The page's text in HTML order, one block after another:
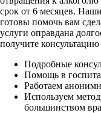
срок от 6 месяцев.
готовы помочь вам
услуги оправдана
получите
Подробные
Помощь в
Работаем
Используем
большинством